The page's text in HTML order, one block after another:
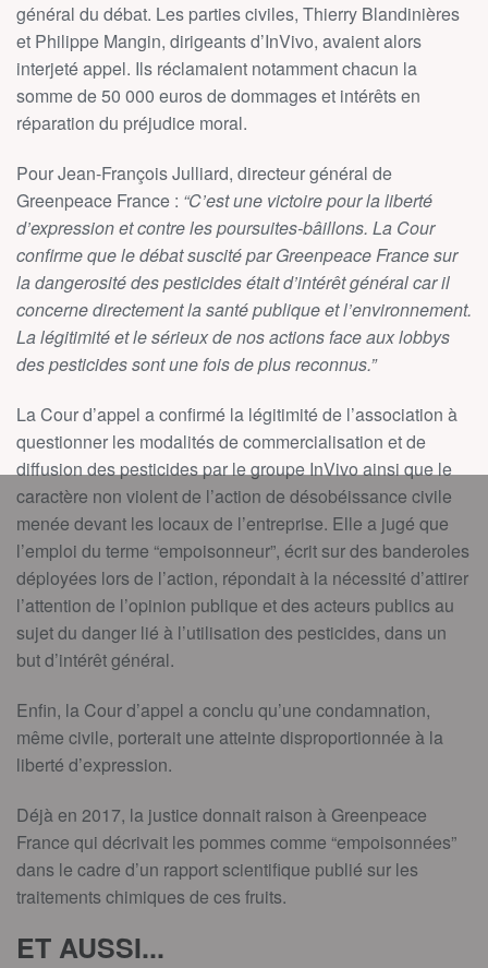
général du débat. Les parties civiles, Thierry Blandinières
et Philippe Mangin, dirigeants d’InVivo, avaient alors
interjeté appel. Ils réclamaient notamment chacun la
somme de 50 000 euros de dommages et intérêts en
réparation du préjudice moral.
Pour Jean-François Julliard, directeur général de
Greenpeace France : “C’est une victoire pour la liberté
d’expression et contre les poursuites-bâillons. La Cour
confirme que le débat suscité par Greenpeace France sur
la dangerosité des pesticides était d’intérêt général car il
concerne directement la santé publique et l’environnement.
La légitimité et le sérieux de nos actions face aux lobbys
des pesticides sont une fois de plus reconnus.”
La Cour d’appel a confirmé la légitimité de l’association à
questionner les modalités de commercialisation et de
diffusion des pesticides par le groupe InVivo ainsi que le
caractère non violent de l’action de désobéissance civile
menée devant les locaux de l’entreprise. Elle a jugé que
l’emploi du terme “empoisonneur”, écrit sur des banderoles
déployées lors de l’action, répondait à la nécessité d’attirer
l’attention de l’opinion publique et des acteurs publics au
sujet du danger lié à l’utilisation des pesticides, dans un
but d’intérêt général.
Enfin, la Cour d’appel a conclu qu’une condamnation,
même civile, porterait une atteinte disproportionnée à la
liberté d’expression.
Déjà en 2017, la justice donnait raison à Greenpeace
France qui décrivait les pommes comme “empoisonnées”
dans le cadre d’un rapport scientifique publié sur les
traitements chimiques de ces fruits.
ET AUSSI...